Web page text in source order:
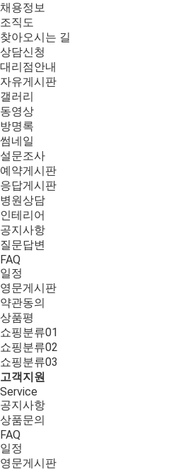
채용정보
조직도
찾아오시는 길
상담신청
대리점안내
자유게시판
갤러리
동영상
방명록
썸네일
설문조사
예약게시판
응답게시판
병원상담
인테리어
공지사항
질문답변
FAQ
일정
영문게시판
약관동의
상품평
쇼핑분류01
쇼핑분류02
쇼핑분류03
고객지원
Service
공지사항
상품문의
FAQ
일정
영문게시판